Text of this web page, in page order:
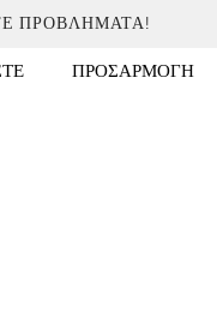
ΠΡΟΒΛΉΜΑΤΑ!
ΠΡΟΣΑΡΜΟΓΉ